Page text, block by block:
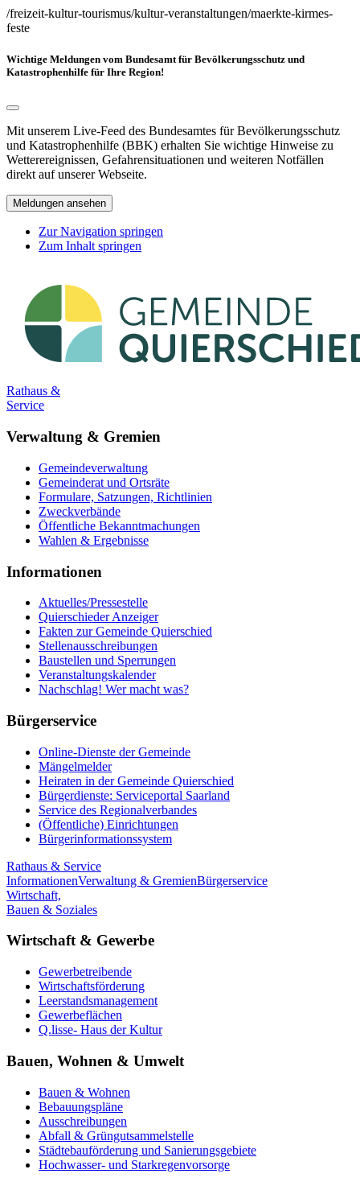
/freizeit-kultur-tourismus/kultur-veranstaltungen/maerkte-kirmes-
feste
Wichtige Meldungen vom Bundesamt für Bevölkerungsschutz und
Katastrophenhilfe für Ihre Region!
Mit unserem Live-Feed des Bundesamtes für Bevölkerungsschutz
und Katastrophenhilfe (BBK) erhalten Sie wichtige Hinweise zu
Wetterereignissen, Gefahrensituationen und weiteren Notfällen
direkt auf unserer Webseite.
Meldungen ansehen
Zur Navigation springen
Zum Inhalt springen
Rathaus &
Service
Verwaltung & Gremien
Gemeindeverwaltung
Gemeinderat und Ortsräte
Formulare, Satzungen, Richtlinien
Zweckverbände
Öffentliche Bekanntmachungen
Wahlen & Ergebnisse
Informationen
Aktuelles/Pressestelle
Quierschieder Anzeiger
Fakten zur Gemeinde Quierschied
Stellenausschreibungen
Baustellen und Sperrungen
Veranstaltungskalender
Nachschlag! Wer macht was?
Bürgerservice
Online-Dienste der Gemeinde
Mängelmelder
Heiraten in der Gemeinde Quierschied
Bürgerdienste: Serviceportal Saarland
Service des Regionalverbandes
(Öffentliche) Einrichtungen
Bürgerinformationssystem
Rathaus & Service
InformationenVerwaltung & GremienBürgerservice
Wirtschaft,
Bauen & Soziales
Wirtschaft & Gewerbe
Gewerbetreibende
Wirtschaftsförderung
Leerstandsmanagement
Gewerbeflächen
Q.lisse- Haus der Kultur
Bauen, Wohnen & Umwelt
Bauen & Wohnen
Bebauungspläne
Ausschreibungen
Abfall & Grüngutsammelstelle
Städtebauförderung und Sanierungsgebiete
Hochwasser- und Starkregenvorsorge